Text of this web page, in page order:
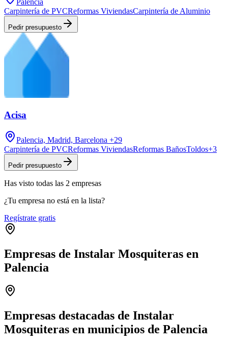
Palencia
Carpintería de PVCReformas ViviendasCarpintería de Aluminio
Pedir presupuesto
Acisa
Palencia, Madrid, Barcelona +29
Carpintería de PVCReformas ViviendasReformas BañosToldos+3
Pedir presupuesto
Has visto todas las 2 empresas
¿Tu empresa no está en la lista?
Regístrate gratis
Empresas de Instalar Mosquiteras en
Palencia
−
Empresas destacadas de Instalar
Mosquiteras en municipios de Palencia